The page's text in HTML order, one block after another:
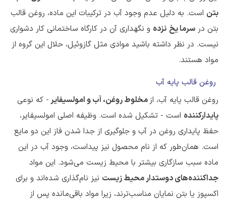
بتن است. به دلیل عدم وجود آب در ترکیبات این ماده، روغن قالب
بتن در سرمایخ نزده و نگهداری آن در کارگاه ساختمانی کار دشواری
نیست. در نظر داشته باشید موادی مثل گازوئیل، حلال این گروه از
مواد هستند.
روغن قالب پایه آب
روغن قالب پایه آب، ازمخلوط روغن، آب و امولسیفایر- که نوعی
پایدارکننده است - تشکیل شده است. وظیفه اصلی امولسیفایر،
حفظ پایداری روغن در آب و جلوگیری از جدا شدن فاز این دو مایع
است. همان‌طور که از نام محصول نیز پیداست، وجود آب در این
ماده سبب سازگاری بیشتر با محیط زیست می‌شود. این مواد
جداکننده‌های دوستدار محیط زیست نیز نام‌گذاری شده‌اند و برای
اکسپوز یا بتن نمایان مناسب‌ترند، زیرا مواد باقی‌مانده پس از